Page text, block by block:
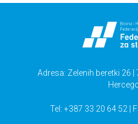
Adresa: Zelenih beretki 26
Tel: +387 33 20 64 52 |